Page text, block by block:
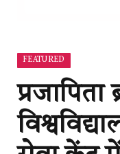
FEATURED
प्रजापिता